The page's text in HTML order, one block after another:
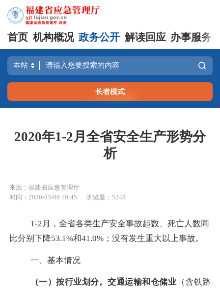
首页 机构概况 政务公开 解读回应 办事服务
长者模式
2020年1-2月全省安全生产形势分
析
来源：福建省应急管理厅
时间：2020-03-06 10:45
浏览量：5248
1-2 月，全省各类生产安全事故起数、死亡人数同
比分别下降53.1%和41.0% ；没有发生重大以上事故。
一、基本情况
（一）按行业划分。交通运输和仓储业 （含铁路